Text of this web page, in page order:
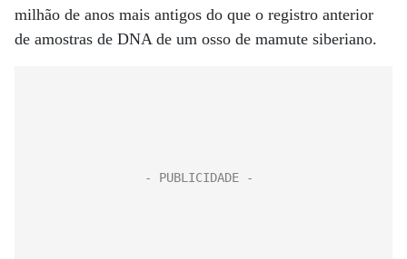
milhão de anos mais antigos do que o registro anterior
de amostras de DNA de um osso de mamute siberiano.